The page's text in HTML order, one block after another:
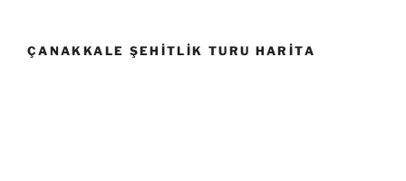
ÇANAKKALE ŞEHITLIK TURU HARITA